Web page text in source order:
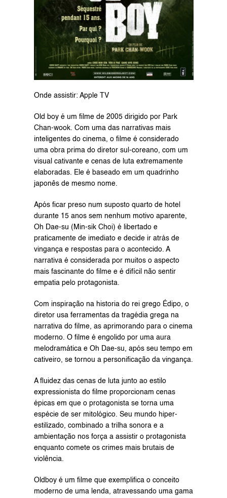
Onde assistir: Apple TV
Old boy é um filme de 2005 dirigido por Park
Chan-wook. Com uma das narrativas mais
inteligentes do cinema, o filme é considerado
uma obra prima do diretor sul-coreano, com um
visual cativante e cenas de luta extremamente
elaboradas. Ele é baseado em um quadrinho
japonês de mesmo nome.
Após ficar preso num suposto quarto de hotel
durante 15 anos sem nenhum motivo aparente,
Oh Dae-su (Min-sik Choi) é libertado e
praticamente de imediato e decide ir atrás de
vingança e respostas para o acontecido. A
narrativa é considerada por muitos o aspecto
mais fascinante do filme e é difícil não sentir
empatia pelo protagonista.
Com inspiração na historia do rei grego Édipo, o
diretor usa ferramentas da tragédia grega na
narrativa do filme, as aprimorando para o cinema
moderno. O filme é engolido por uma aura
melodramática e Oh Dae-su, após seu tempo em
cativeiro, se tornou a personificação da vingança.
A fluidez das cenas de luta junto ao estilo
expressionista do filme proporcionam cenas
épicas em que o protagonista se torna uma
espécie de ser mitológico. Seu mundo hiper-
estilizado, combinado a trilha sonora e a
ambientação nos força a assistir o protagonista
enquanto comete os crimes mais brutais de
violência.
Oldboy é um filme que exemplifica o conceito
moderno de uma lenda, atravessando uma gama